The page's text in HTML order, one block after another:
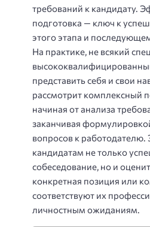
требований к кандидату.
подготовка — ключ к
этого этапа и
На практике, не всякий
представить себя и свои
рассмотрит комплексный
начиная от анализа
заканчивая
вопросов к
кандидатам не только
собеседование, но и
конкретная позиция или
соответствуют их
личностным ожиданиям.